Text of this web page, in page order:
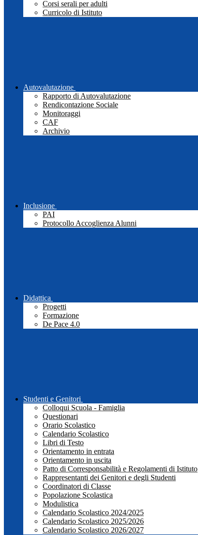
Corsi serali per adulti
Curricolo di Istituto
Autovalutazione
Rapporto di Autovalutazione
Rendicontazione Sociale
Monitoraggi
CAF
Archivio
Inclusione
PAI
Protocollo Accoglienza Alunni
Didattica
Progetti
Formazione
De Pace 4.0
Studenti e Genitori
Colloqui Scuola - Famiglia
Questionari
Orario Scolastico
Calendario Scolastico
Libri di Testo
Orientamento in entrata
Orientamento in uscita
Patto di Corresponsabilità e Regolamenti di Istituto
Rappresentanti dei Genitori e degli Studenti
Coordinatori di Classe
Popolazione Scolastica
Modulistica
Calendario Scolastico 2024/2025
Calendario Scolastico 2025/2026
Calendario Scolastico 2026/2027